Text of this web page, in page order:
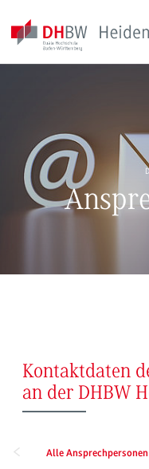
Kontaktdaten
an der DHBW
Alle Ansprechpersonen